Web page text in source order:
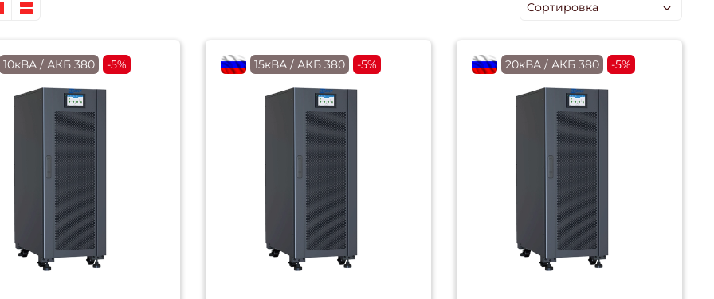
10кВА / АКБ 380 -5% flagRU15кВА / АКБ 380 -5% flagRU20кВА / АКБ 380 -5%